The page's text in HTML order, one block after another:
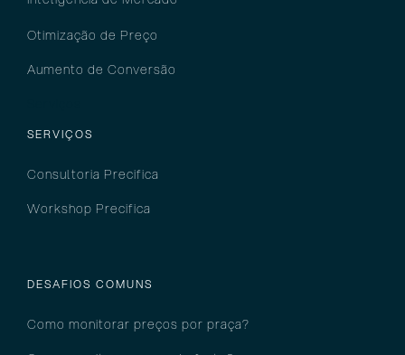
Otimização de Preço
Aumento de Conversão
SERVIÇOS
Consultoria Precifica
Workshop Precifica
DESAFIOS COMUNS
Como monitorar preços por praça?